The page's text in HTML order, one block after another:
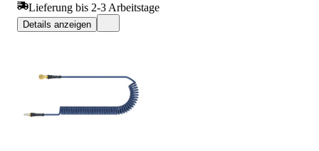
Lieferung bis 2-3 Arbeitstage
Details anzeigen